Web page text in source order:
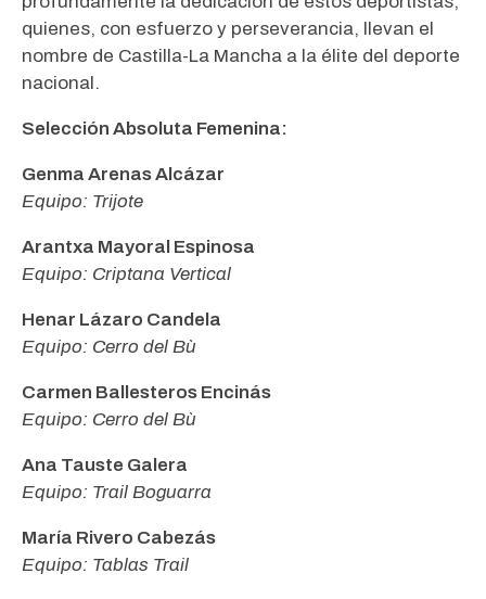
quienes, con esfuerzo y perseverancia, llevan el
nombre de Castilla-La Mancha a la élite del deporte
nacional.
Selección Absoluta Femenina:
Genma Arenas Alcázar
Equipo: Trijote
Arantxa Mayoral Espinosa
Equipo: Criptana Vertical
Henar Lázaro Candela
Equipo: Cerro del Bù
Carmen Ballesteros Encinás
Equipo: Cerro del Bù
Ana Tauste Galera
Equipo: Trail Boguarra
María Rivero Cabezás
Equipo: Tablas Trail